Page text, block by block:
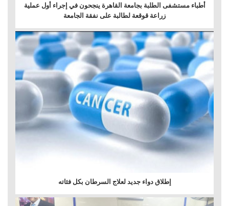
أطباء مستشفى الطلبة بجامعة القاهرة ينجحون في إجراء أول عملية
زراعة قوقعة لطالبة على نفقة الجامعة
إطلاق دواء جديد لعلاج السرطان بكل فئاته